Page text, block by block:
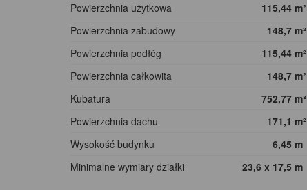
Powierzchnia użytkowa
115,44 m²
Powierzchnia zabudowy
148,7 m²
Powierzchnia podłóg
115,44 m²
Powierzchnia całkowita
148,7 m²
Kubatura
752,77 m³
Powierzchnia dachu
171,1 m²
Wysokość budynku
6,45 m
Minimalne wymiary działki
23,6 x 17,5 m